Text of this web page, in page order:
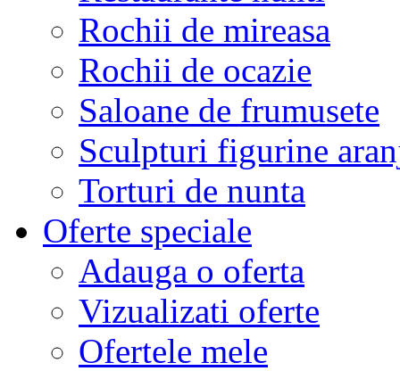
Rochii de mireasa
Rochii de ocazie
Saloane de frumusete
Sculpturi figurine
Torturi de nunta
Oferte speciale
Adauga o oferta
Vizualizati oferte
Ofertele mele